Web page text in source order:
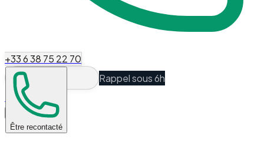
+33 6 38 75 22 70
Être recontacté
Rappel sous 6h
Espace Client